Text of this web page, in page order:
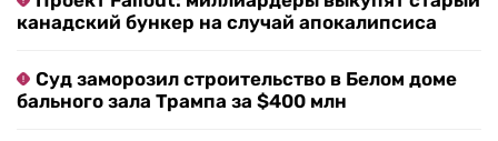
канадский бункер на случай апокалипсиса
Суд заморозил строительство в Белом доме
бального зала Трампа за $400 млн